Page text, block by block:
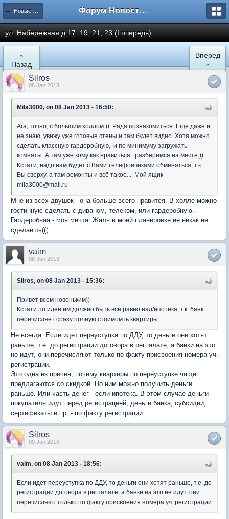
← Новые Водники Форум Новостройки
ул. Набережная д.17, 19, 21, 23 (I очередь)
«
Назад
Вперед
»
Silros
08 Jan 2013
Mila3000, on 08 Jan 2013 - 16:50:
Ага, точно, с большим холлом )). Рада познакомиться. Еще даже и
не знаю, увижу уже готовые стены и там будет видно. Хотя можно
сделать классную гардеробную, и по минимуму загружать
комнаты. А там уже кому как нравиться...разберемся на месте )).
Кстати, надо нам будет с Вами телефончиками обменяться, т.к.
Вы сверху, а там ремонты и всё такое... Мой ящик
mila3000@mail.ru
Мне из всех двушек - она больше всего нравится. В холле можно
гостинную сделать с диваном, телеком, или гардеробную.
Гардеробная - моя мечта. Жаль в моей планировке ее никак не
сделаешь(((
vaim
08 Jan 2013
Silros, on 08 Jan 2013 - 15:36:
Привет всем новеньким))
Кстати по идее им должно быть все равно нал/ипотека, т.к. банк
перечисляет сразу полную стоимомть квартиры.
Не всегда. Если идет переуступка по ДДУ, то деньги они хотят
раньше, т.е. до регистрации договора в регпалате, а банки на это
не идут, они перечисляют только по факту присвоения номера уч.
регистрации.
Это одна из причин, почему квартиры по переуступке чаще
предлагаются со скидкой. По ним можно получить деньги
раньше. Или часть денег - если ипотека. В этом случае деньги
покупателя идут перед регистрацией, деньги банка, субсидии,
сертификаты и пр. - по факту регистрации.
Silros
09 Jan 2013
vaim, on 08 Jan 2013 - 18:56:
Если идет переуступка по ДДУ, то деньги они хотят раньше, т.е. до
регистрации договора в регпалате, а банки на это не идут, они
перечисляют только по факту присвоения номера уч. регистрации